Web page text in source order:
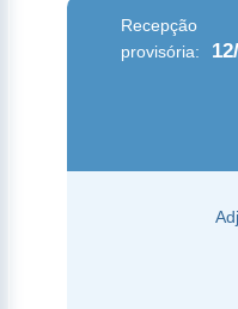
Recepção
provisória: